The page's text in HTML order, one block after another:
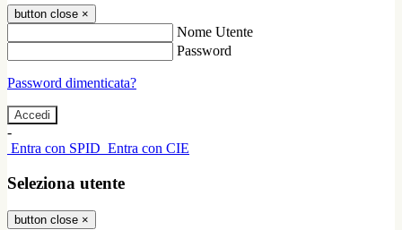
button close ×
Nome Utente
Password
Password dimenticata?
-
Entra con SPID Entra con CIE
Seleziona utente
button close ×